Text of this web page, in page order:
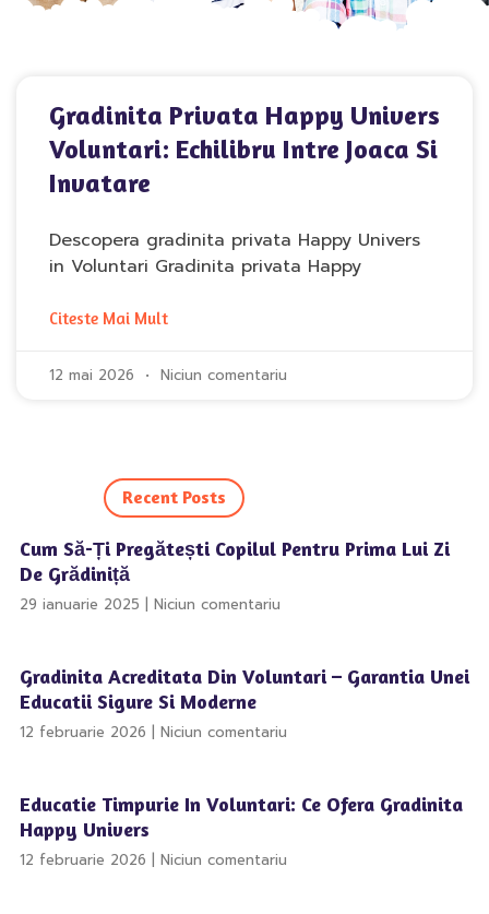
Gradinita Privata Happy Univers
Voluntari: Echilibru Intre Joaca Si
Invatare
Descopera gradinita privata Happy Univers
in Voluntari Gradinita privata Happy
Citeste Mai Mult
12 mai 2026 Niciun comentariu
Recent Posts
Cum Să-Ți Pregătești Copilul Pentru Prima Lui Zi
De Grădiniță
29 ianuarie 2025 Niciun comentariu
Gradinita Acreditata Din Voluntari – Garantia Unei
Educatii Sigure Si Moderne
12 februarie 2026 Niciun comentariu
Educatie Timpurie In Voluntari: Ce Ofera Gradinita
Happy Univers
12 februarie 2026 Niciun comentariu